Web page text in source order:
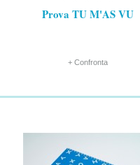
Prova TU M'AS VU
+ Confronta